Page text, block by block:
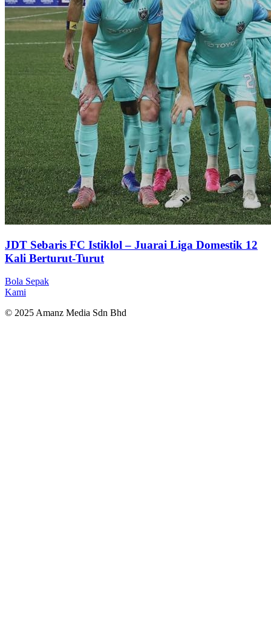
JDT Sebaris FC Istiklol – Juarai Liga Domestik 12
Kali Berturut-Turut
Bola Sepak
Kami
© 2025 Amanz Media Sdn Bhd